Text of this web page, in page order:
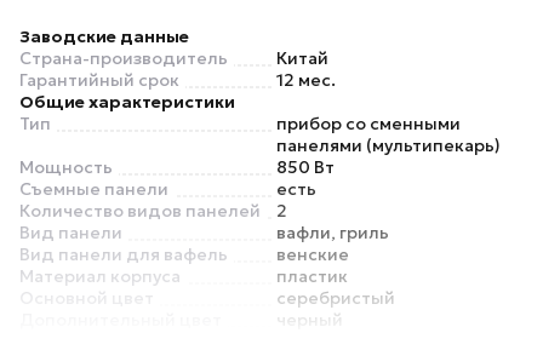
Заводские данные
Страна-производитель
Китай
Гарантийный срок
12 мес.
Общие характеристики
Тип
прибор со сменными
панелями (мультипекарь)
Мощность
850 Вт
Съемные панели
есть
Количество видов панелей
2
Вид панели
вафли, гриль
Вид панели для вафель
венские
Материал корпуса
пластик
Основной цвет
серебристый
черный